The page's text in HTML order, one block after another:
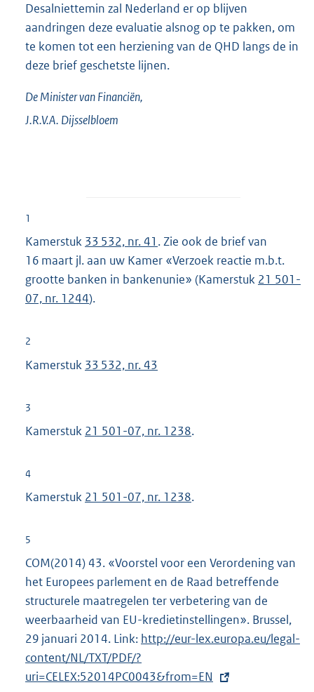
Desalniettemin zal Nederland er op blijven
aandringen deze evaluatie alsnog op te pakken, om
te komen tot een herziening van de QHD langs de in
deze brief geschetste lijnen.
De Minister van Financiën,
J.R.V.A. Dijsselbloem
1
Kamerstuk 33 532, nr. 41 . Zie ook de brief van
16 maart jl. aan uw Kamer «Verzoek reactie m.b.t.
grootte banken in bankenunie» (Kamerstuk 21 501-
07, nr. 1244).
2
Kamerstuk 33 532, nr. 43
3
Kamerstuk 21 501-07, nr. 1238.
4
Kamerstuk 21 501-07, nr. 1238.
5
COM(2014) 43. «Voorstel voor een Verordening van
het Europees parlement en de Raad betreffende
structurele maatregelen ter verbetering van de
weerbaarheid van EU-kredietinstellingen». Brussel,
29 januari 2014. Link: E
t
http://eur-lex.europa.eu/legal-
content/NL/TXT/PDF/?
uri=CELEX:52014PC0043&from=EN